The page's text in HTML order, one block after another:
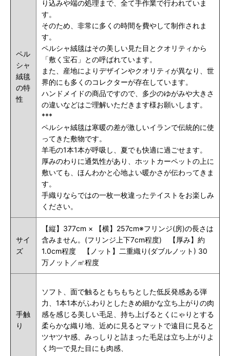
ペル
シャ
絨毯
の特
性
り込みや端の処理まで、全て手作業で行われていま
す。
そのため、非常に多くの時間を費やして制作されま
す。
ペルシャ絨毯はその美しい見た目とクオリティから
「敷く宝石」との呼ばれています。
また、産地によりデザインやクオリティが異なり、世
界的にも多くのコレクターが存在しています。
ハンドメイドの商品ですので、多少のゆがみや大きさ
の違いなどはご理解いただきます様お願いします。
***
ペルシャ絨毯は寒暖の差が激しいイランで伝統的に使
ってきた敷物です。
羊毛の1本1本が呼吸し、夏でも快適に過ごせます。
厚みのわりに通気性があり、ホットカーペットの上に
敷いても、ほんわかと心地よい暖かさが伝わってきま
す。
手織りならではの一枚一枚違ったテイストをお楽しみ
ください。
サイ
ズ
【縦】377cm × 【横】257cm※フリンジ(房)の長さは
含みません。(フリンジ上下7cm程度) 【厚み】約
1.0cm程度 【ノット】二重織り(ダブルノット) 30
万ノット／㎡程度
手触
り
ソフト、面で触るともちもちとした低反発感ある弾
力、1本1本がふわりとしたきめ細かな立ち上がりの肉
感を感じる美しい毛足、持ち上げるとくにゃりとする
柔らかな織り地、近めに見るとマットで遠目に見ると
ツヤツヤ感、みっしりと詰まった毛足は立ち上がりよ
く均一で見た目にも肉感、